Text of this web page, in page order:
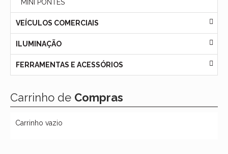
MINI PONTES
VEÍCULOS COMERCIAIS
ILUMINAÇÃO
FERRAMENTAS E ACESSÓRIOS
Carrinho de Compras
Carrinho vazio